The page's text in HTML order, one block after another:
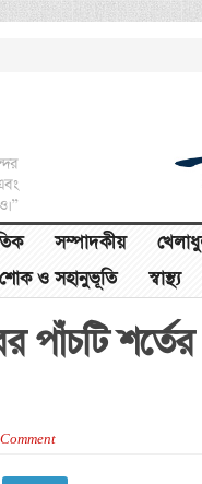
সম্পাদকীয়
শোক ও সহানুভূতি স্বাস্থ্য
পাঁচটি